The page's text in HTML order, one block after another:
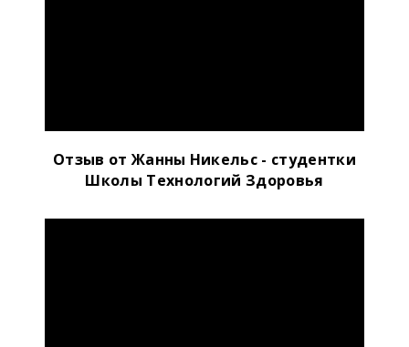
Отзыв от Жанны Никельс - студентки
Школы Технологий Здоровья